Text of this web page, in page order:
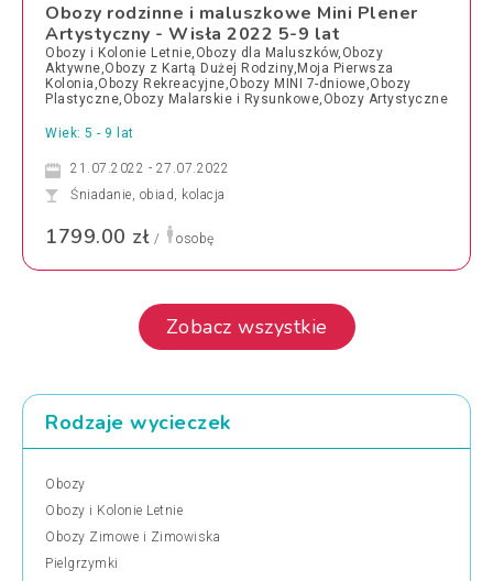
Obozy rodzinne i maluszkowe Mini Plener
Artystyczny - Wisła 2022 5-9 lat
Obozy i Kolonie Letnie,Obozy dla Maluszków,Obozy
Aktywne,Obozy z Kartą Dużej Rodziny,Moja Pierwsza
Kolonia,Obozy Rekreacyjne,Obozy MINI 7-dniowe,Obozy
Plastyczne,Obozy Malarskie i Rysunkowe,Obozy Artystyczne
Wiek: 5 - 9 lat
21.07.2022 - 27.07.2022
Śniadanie, obiad, kolacja
1799.00 zł / osobę
Zobacz wszystkie
Rodzaje wycieczek
Obozy
Obozy i Kolonie Letnie
Obozy Zimowe i Zimowiska
Pielgrzymki